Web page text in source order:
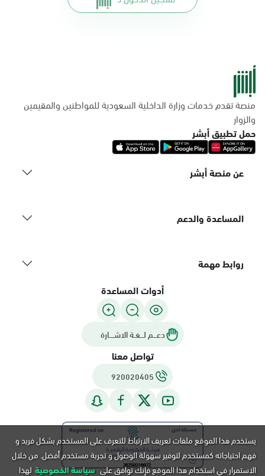
منصة تقدم خدمات وزارة الداخلية السعودية للمواطنين والمقيمين
والزوار
حمل تطبيق أبشر
عن منصة أبشر
المساعدة والدعم
روابط مهمة
أدوات المساعدة
دعـــم لـــغـة الاشــــارة
تواصل معنا
920020405
يستخدم هذا الموقع ملفات تعريف الارتباط للتعرف على المستخدم بشكل فريد و
فهم احتياجاته كمستخدم لتوفير سهولة الوصول و تجربة مستخدم أفضل. من خلال
الاستمرار في استخدام هذا الموقع فإنك توافق على سياسة الخصوصية لهذا